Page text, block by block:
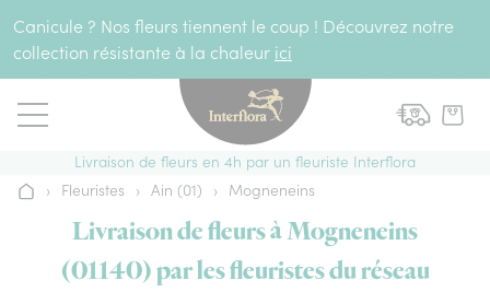
Canicule ? Nos fleurs tiennent le coup ! Découvrez notre
collection résistante à la chaleur ici
Livraison de fleurs en 4h par un fleuriste Interflora
Accueil
› Fleuristes › Ain (01) › Mogneneins
Livraison de fleurs à Mogneneins
(01140) par les fleuristes du réseau